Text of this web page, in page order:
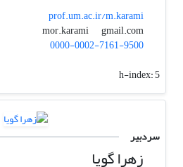
prof.um.ac.ir/m.karami
mor.karami
gmail.com
0000-0002-7161-9500
h-index:5
سردبیر
زهرا گویا